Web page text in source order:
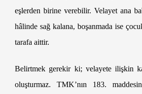
eşlerden birine verebilir. Velayet ana
hâlinde sağ kalana, boşanmada ise
tarafa aittir.
Belirtmek gerekir ki; velayete ilişkin
oluşturmaz. TMK’nın 183.